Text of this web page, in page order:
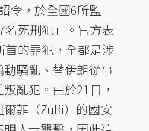
令，於全國6所監
死刑犯」。官方表
首的罪犯，全都是涉
騷亂、替伊朗從事
亂犯。由於21日，
菲（Zulfi）的國安